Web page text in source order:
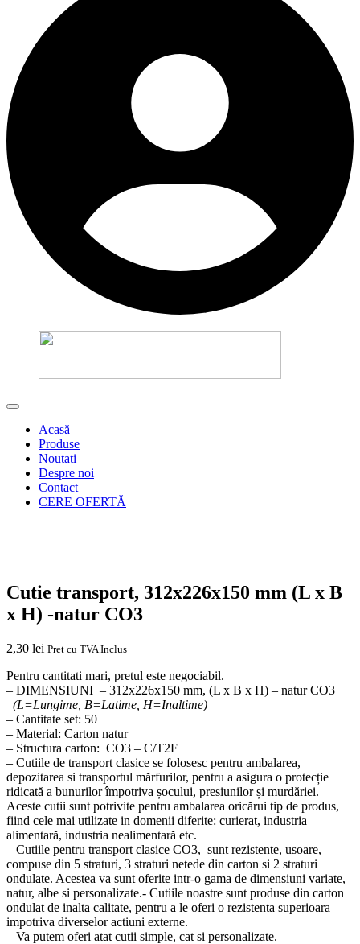
Acasă
Produse
Noutati
Despre noi
Contact
CERE OFERTĂ
Cutie transport, 312x226x150 mm (L x B
x H) -natur CO3
2,30 lei Pret cu TVA Inclus
Pentru cantitati mari, pretul este negociabil.
– DIMENSIUNI – 312x226x150 mm, (L x B x H) – natur CO3
(L=Lungime, B=Latime, H=Inaltime)
– Cantitate set: 50
– Material: Carton natur
– Structura carton: CO3 – C/T2F
– Cutiile de transport clasice se folosesc pentru ambalarea,
depozitarea si transportul mărfurilor, pentru a asigura o protecție
ridicată a bunurilor împotriva șocului, presiunilor și murdăriei.
Aceste cutii sunt potrivite pentru ambalarea oricărui tip de produs,
fiind cele mai utilizate in domenii diferite: curierat, industria
alimentară, industria nealimentară etc.
– Cutiile pentru transport clasice CO3, sunt rezistente, usoare,
compuse din 5 straturi, 3 straturi netede din carton si 2 straturi
ondulate. Acestea va sunt oferite intr-o gama de dimensiuni variate,
natur, albe si personalizate.- Cutiile noastre sunt produse din carton
ondulat de inalta calitate, pentru a le oferi o rezistenta superioara
impotriva diverselor actiuni externe.
– Va putem oferi atat cutii simple, cat si personalizate.